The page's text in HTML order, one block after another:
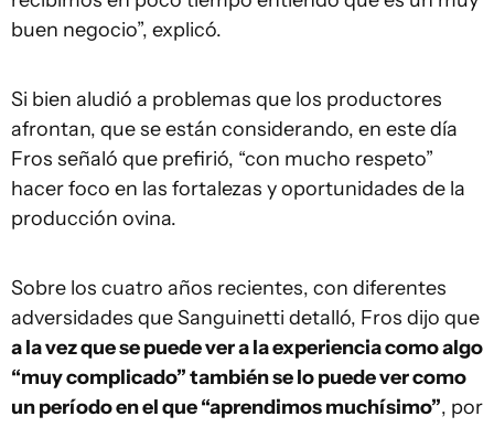
buen negocio”, explicó.
Si bien aludió a problemas que los productores
afrontan, que se están considerando, en este día
Fros señaló que prefirió, “con mucho respeto”
hacer foco en las fortalezas y oportunidades de la
producción ovina.
Sobre los cuatro años recientes, con diferentes
adversidades que Sanguinetti detalló, Fros dijo que
a la vez que se puede ver a la experiencia como algo
“muy complicado” también se lo puede ver como
un período en el que “aprendimos muchísimo”, por